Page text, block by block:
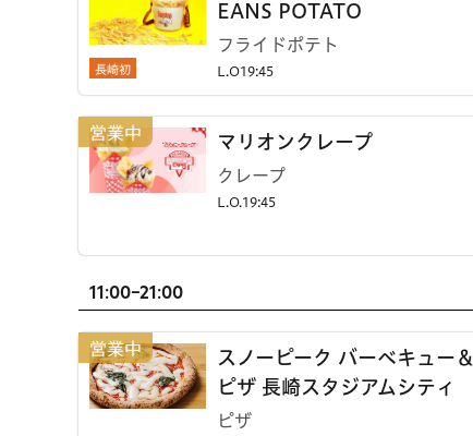
長崎初
EANS POTATO
フライドポテト
L.O19:45
マリオンクレープ
クレープ
L.O.19:45
11:00-21:00
スノーピーク バーベキュー＆
ピザ 長崎スタジアムシティ
ピザ